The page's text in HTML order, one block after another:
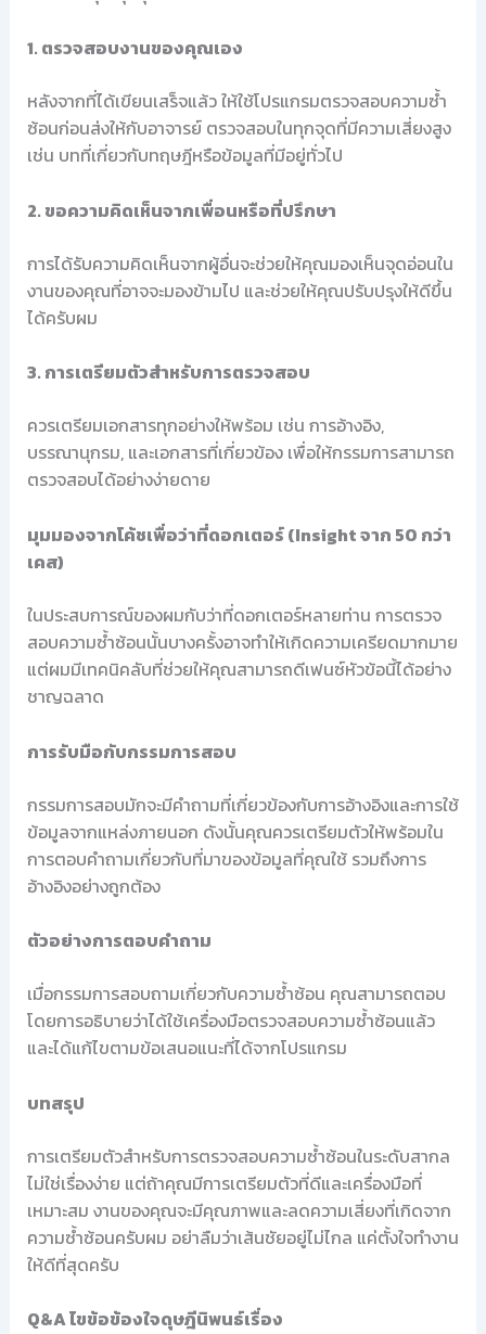
1. ตรวจสอบงานของคุณเอง
หลังจากที่ได้เขียนเสร็จแล้ว ให้ใช้โปรแกรมตรวจสอบความซ้ำ
ซ้อนก่อนส่งให้กับอาจารย์ ตรวจสอบในทุกจุดที่มีความเสี่ยงสูง
เช่น บทที่เกี่ยวกับทฤษฎีหรือข้อมูลที่มีอยู่ทั่วไป
2. ขอความคิดเห็นจากเพื่อนหรือที่ปรึกษา
การได้รับความคิดเห็นจากผู้อื่นจะช่วยให้คุณมองเห็นจุดอ่อนใน
งานของคุณที่อาจจะมองข้ามไป และช่วยให้คุณปรับปรุงให้ดีขึ้น
ได้ครับผม
3. การเตรียมตัวสำหรับการตรวจสอบ
ควรเตรียมเอกสารทุกอย่างให้พร้อม เช่น การอ้างอิง,
บรรณานุกรม, และเอกสารที่เกี่ยวข้อง เพื่อให้กรรมการสามารถ
ตรวจสอบได้อย่างง่ายดาย
มุมมองจากโค้ชเพื่อว่าที่ดอกเตอร์ (Insight จาก 50 กว่า
เคส)
ในประสบการณ์ของผมกับว่าที่ดอกเตอร์หลายท่าน การตรวจ
สอบความซ้ำซ้อนนั้นบางครั้งอาจทำให้เกิดความเครียดมากมาย
แต่ผมมีเทคนิคลับที่ช่วยให้คุณสามารถดีเฟนซ์หัวข้อนี้ได้อย่าง
ชาญฉลาด
การรับมือกับกรรมการสอบ
กรรมการสอบมักจะมีคำถามที่เกี่ยวข้องกับการอ้างอิงและการใช้
ข้อมูลจากแหล่งภายนอก ดังนั้นคุณควรเตรียมตัวให้พร้อมใน
การตอบคำถามเกี่ยวกับที่มาของข้อมูลที่คุณใช้ รวมถึงการ
อ้างอิงอย่างถูกต้อง
ตัวอย่างการตอบคำถาม
เมื่อกรรมการสอบถามเกี่ยวกับความซ้ำซ้อน คุณสามารถตอบ
โดยการอธิบายว่าได้ใช้เครื่องมือตรวจสอบความซ้ำซ้อนแล้ว
และได้แก้ไขตามข้อเสนอแนะที่ได้จากโปรแกรม
บทสรุป
การเตรียมตัวสำหรับการตรวจสอบความซ้ำซ้อนในระดับสากล
ไม่ใช่เรื่องง่าย แต่ถ้าคุณมีการเตรียมตัวที่ดีและเครื่องมือที่
เหมาะสม งานของคุณจะมีคุณภาพและลดความเสี่ยงที่เกิดจาก
ความซ้ำซ้อนครับผม อย่าลืมว่าเส้นชัยอยู่ไม่ไกล แค่ตั้งใจทำงาน
ให้ดีที่สุดครับ
Q&A ไขข้อข้องใจดุษฎีนิพนธ์เรื่อง